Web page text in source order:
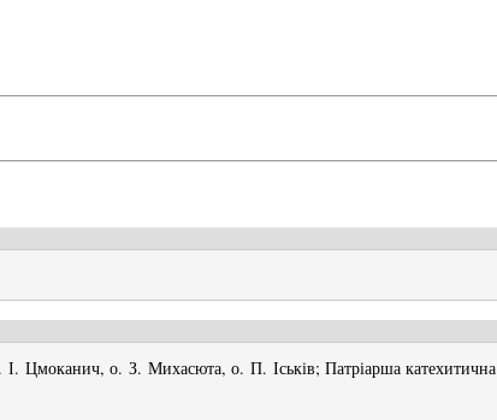
Цмоканич, о. З. Михасюта, о. П. Іськів; Патріарша катехитична